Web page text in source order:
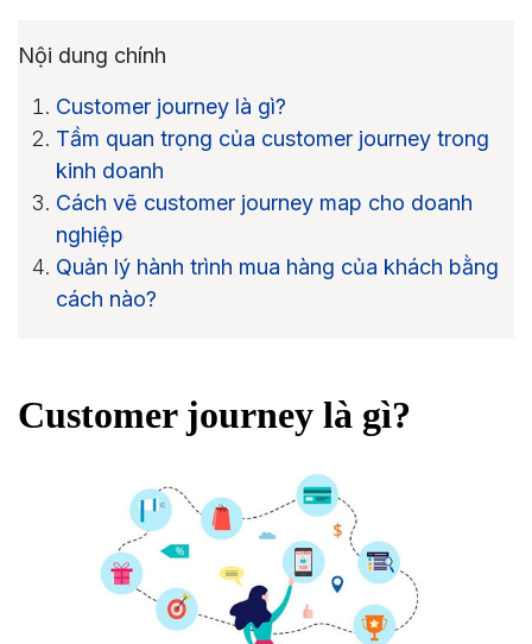
Nội dung chính
Customer journey là gì?
Tầm quan trọng của customer journey trong
kinh doanh
Cách vẽ customer journey map cho doanh
nghiệp
Quản lý hành trình mua hàng của khách bằng
cách nào?
Customer journey là gì?